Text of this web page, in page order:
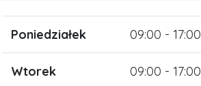
Poniedziałek 09:00 - 17:00
Wtorek 09:00 - 17:00